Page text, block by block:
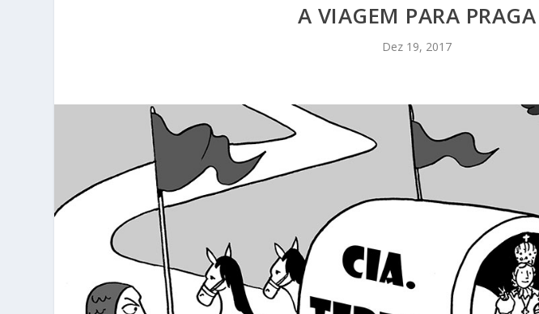
A VIAGEM PARA PRAGA
Dez 19, 2017